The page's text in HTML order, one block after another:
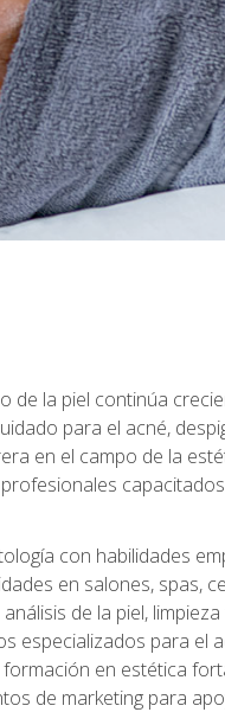
de la piel continúa
para el acné,
en el campo de la
con habilidades
en salones, spas,
de la piel,
para el
en estética
de marketing para